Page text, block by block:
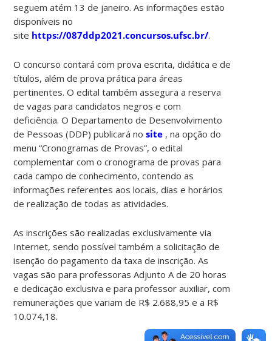
seguem atém 13 de janeiro. As informações estão
disponíveis no
site https://087ddp2021.concursos.ufsc.br/.
O concurso contará com prova escrita, didática e de
títulos, além de prova prática para áreas
pertinentes. O edital também assegura a reserva
de vagas para candidatos negros e com
deficiência. O Departamento de Desenvolvimento
de Pessoas (DDP) publicará no site , na opção do
menu “Cronogramas de Provas”, o edital
complementar com o cronograma de provas para
cada campo de conhecimento, contendo as
informações referentes aos locais, dias e horários
de realização de todas as atividades.
As inscrições são realizadas exclusivamente via
Internet, sendo possível também a solicitação de
isenção do pagamento da taxa de inscrição. As
vagas são para professoras Adjunto A de 20 horas
e dedicação exclusiva e para professor auxiliar, com
remunerações que variam de R$ 2.688,95 e a R$
10.074,18.